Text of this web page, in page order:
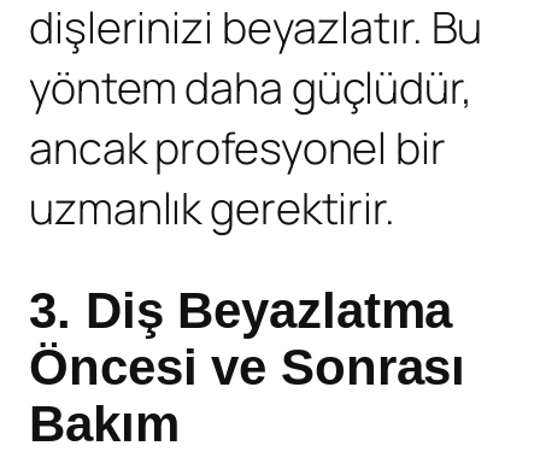
dişlerinizi beyazlatır. Bu
yöntem daha güçlüdür,
ancak profesyonel bir
uzmanlık gerektirir.
3. Diş Beyazlatma
Öncesi ve Sonrası
Bakım